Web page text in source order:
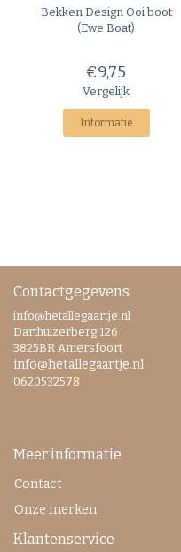
Bekken DesignOoi boot
(Ewe Boat)
€9,75
Vergelijk
Informatie
Contactgegevens
info@hetallegaartje.nl
Darthuizerberg 126
3825BR Amersfoort
info@hetallegaartje.nl
0620532578
Meer informatie
Contact
Onze merken
Klantenservice